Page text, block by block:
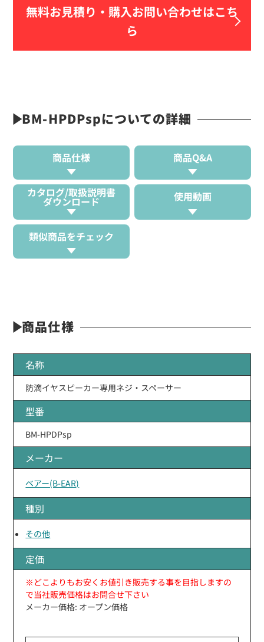
無料お見積り・ 購入お問い合わせはこち
ら
BM-HPDPspについての詳細
商品仕様 商品Q&A
カタログ/取扱説明書
ダウンロード 使用動画
類似商品をチェック
商品仕様
名称
防滴イヤスピーカー専用ネジ・スペーサー
型番
BM-HPDPsp
メーカー
ベアー(B-EAR)
種別
その他
定価
※どこよりもお安くお値引き販売する事を目指しますの
で当社販売価格はお問合せ下さい
メーカー価格: オープン価格